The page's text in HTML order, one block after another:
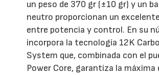
un peso de 370 gr (±10 gr) y un
neutro proporcionan un
entre potencia y control. En su
incorpora la tecnología 12K
System que, combinada con el
Power Core, garantiza la máxima